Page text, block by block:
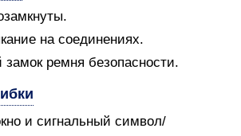
на соединениях.
ремня безопасности.
и сигнальный символ/